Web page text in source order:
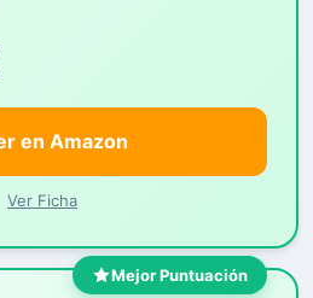
en Amazon
Ver Ficha
Mejor Puntuación